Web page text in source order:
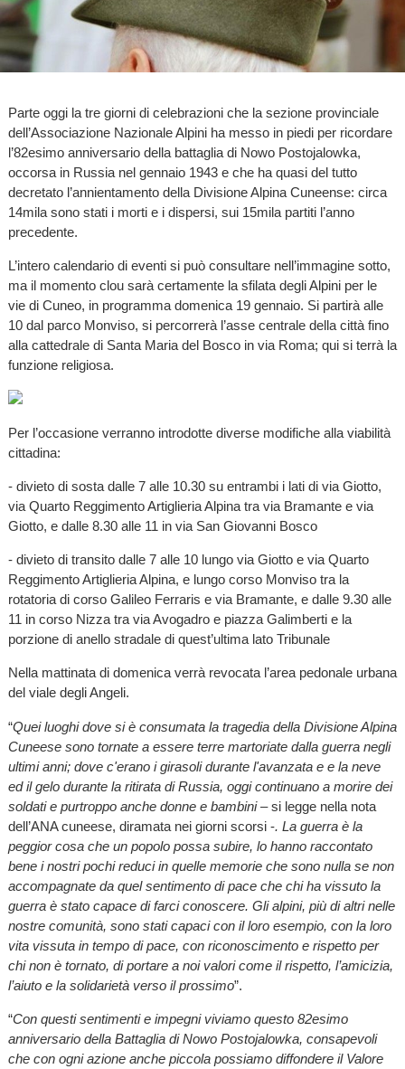
Parte oggi la tre giorni di celebrazioni che la sezione provinciale
dell’Associazione Nazionale Alpini ha messo in piedi per ricordare
l’82esimo anniversario della battaglia di Nowo Postojalowka,
occorsa in Russia nel gennaio 1943 e che ha quasi del tutto
decretato l’annientamento della Divisione Alpina Cuneense: circa
14mila sono stati i morti e i dispersi, sui 15mila partiti l’anno
precedente.
L’intero calendario di eventi si può consultare nell’immagine sotto,
ma il momento clou sarà certamente la sfilata degli Alpini per le
vie di Cuneo, in programma domenica 19 gennaio. Si partirà alle
10 dal parco Monviso, si percorrerà l’asse centrale della città fino
alla cattedrale di Santa Maria del Bosco in via Roma; qui si terrà la
funzione religiosa.
Per l’occasione verranno introdotte diverse modifiche alla viabilità
cittadina:
- divieto di sosta dalle 7 alle 10.30 su entrambi i lati di via Giotto,
via Quarto Reggimento Artiglieria Alpina tra via Bramante e via
Giotto, e dalle 8.30 alle 11 in via San Giovanni Bosco
- divieto di transito dalle 7 alle 10 lungo via Giotto e via Quarto
Reggimento Artiglieria Alpina, e lungo corso Monviso tra la
rotatoria di corso Galileo Ferraris e via Bramante, e dalle 9.30 alle
11 in corso Nizza tra via Avogadro e piazza Galimberti e la
porzione di anello stradale di quest’ultima lato Tribunale
Nella mattinata di domenica verrà revocata l’area pedonale urbana
del viale degli Angeli.
“Quei luoghi dove si è consumata la tragedia della Divisione Alpina
Cuneese sono tornate a essere terre martoriate dalla guerra negli
ultimi anni; dove c'erano i girasoli durante l'avanzata e e la neve
ed il gelo durante la ritirata di Russia, oggi continuano a morire dei
soldati e purtroppo anche donne e bambini– si legge nella nota
dell’ANA cuneese, diramata nei giorni scorsi -. La guerra è la
peggior cosa che un popolo possa subire, lo hanno raccontato
bene i nostri pochi reduci in quelle memorie che sono nulla se non
accompagnate da quel sentimento di pace che chi ha vissuto la
guerra è stato capace di farci conoscere. Gli alpini, più di altri nelle
nostre comunità, sono stati capaci con il loro esempio, con la loro
vita vissuta in tempo di pace, con riconoscimento e rispetto per
chi non è tornato, di portare a noi valori come il rispetto, l’amicizia,
l’aiuto e la solidarietà verso il prossimo”.
“Con questi sentimenti e impegni viviamo questo 82esimo
anniversario della Battaglia di Nowo Postojalowka, consapevoli
che con ogni azione anche piccola possiamo diffondere il Valore